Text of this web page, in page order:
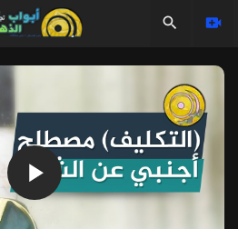
Video
Player